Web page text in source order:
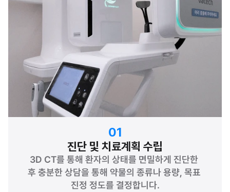
01
진단 및 치료계획 수립
3D CT를 통해 환자의 상태를 면밀하게 진단한
후 충분한 상담을 통해 약물의 종류나 용량, 목표
진정 정도를 결정합니다.